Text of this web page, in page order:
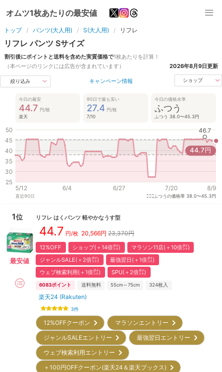
オムツ1枚あたりの最安値
トップ パンツ(大人用) S(大人用) リフレ
リフレ パンツ Sサイズ
割引後にポイントと送料を含めた実質価格で1枚あたりを計算！
（本ページのリンクには広告が含まれています）
2026年8月9日更新
絞り込み キャンペーン情報 ショップ
今日の最安
44.7 円/枚
楽天
90日で最も安い
27.4 円/枚
7/10
今日の価格水準
ふつう
ふつう 38.0〜45.3円
25
30
35
40
45
50
5/12 6/4 6/27 7/20 8/9
46.7
44.7円
直近90日 ふつうの価格帯38.0〜45.3円
1位
最安値
リフレ はくパンツ 軽やかなうす型
44.7 円/枚 20,566円 23,370円
12%OFF ショップ(＋14倍㌽)
マラソン11店(＋10倍㌽)
ジャンルSALE(＋2倍㌽)
最強翌日(＋1倍㌽)
ウェブ検索利用(＋1倍㌽)
SPU(＋2倍㌽)
6083ポイント 送料無料 55cm～75cm 324枚入
楽天24 (Rakuten)
3件
12%OFFクーポン
マラソンエントリー
ジャンルSALEエントリー
最強翌日エントリー
ウェブ検索利用エントリー
＋100円OFFクーポン(楽天24＆楽天ブックス)